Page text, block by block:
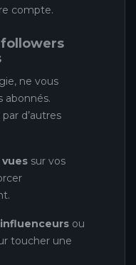
compte.
followers
ne vous
abonnés.
d’autres
sur vos
ou
toucher une